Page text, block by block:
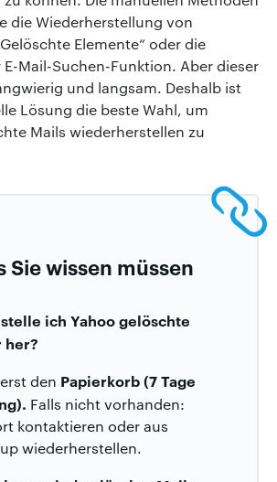
die Wiederherstellung von
Elemente“ oder die
Mail-Suchen-Funktion. Aber dieser
und langsam. Deshalb ist
Lösung die beste Wahl, um
Mails wiederherstellen zu
Sie wissen müssen
ich Yahoo gelöschte
her?
den Papierkorb (7 Tage
Falls nicht vorhanden:
kontaktieren oder aus
wiederherstellen.